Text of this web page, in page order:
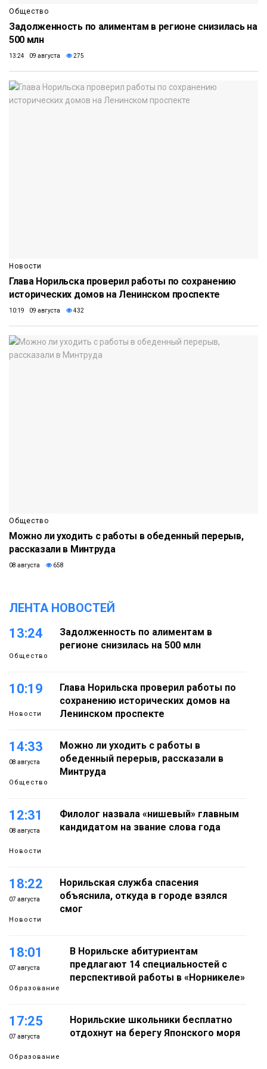
Общество
Задолженность по алиментам в регионе снизилась на
500 млн
13:24 09 августа 275
Новости
Глава Норильска проверил работы по сохранению
исторических домов на Ленинском проспекте
10:19 09 августа 432
Общество
Можно ли уходить с работы в обеденный перерыв,
рассказали в Минтруда
08 августа 658
ЛЕНТА НОВОСТЕЙ
13:24
Общество
Задолженность по алиментам в
регионе снизилась на 500 млн
10:19
Новости
Глава Норильска проверил работы по
сохранению исторических домов на
Ленинском проспекте
14:33
08 августа
Общество
Можно ли уходить с работы в
обеденный перерыв, рассказали в
Минтруда
12:31
08 августа
Новости
Филолог назвала «нишевый» главным
кандидатом на звание слова года
18:22
07 августа
Новости
Норильская служба спасения
объяснила, откуда в городе взялся
смог
18:01
07 августа
Образование
В Норильске абитуриентам
предлагают 14 специальностей с
перспективой работы в «Норникеле»
17:25
07 августа
Образование
Норильские школьники бесплатно
отдохнут на берегу Японского моря